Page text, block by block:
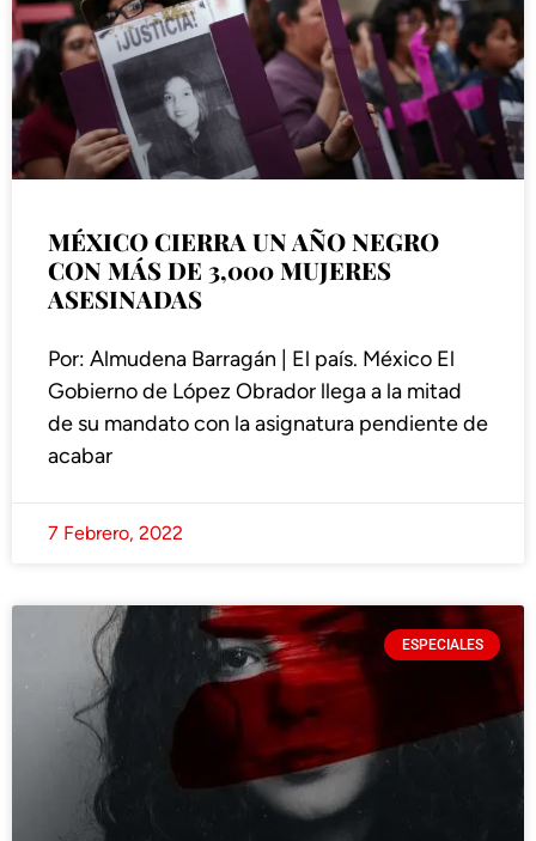
MÉXICO CIERRA UN AÑO NEGRO
CON MÁS DE 3,000 MUJERES
ASESINADAS
Por: Almudena Barragán | El país. México El
Gobierno de López Obrador llega a la mitad
de su mandato con la asignatura pendiente de
acabar
7 Febrero, 2022
ESPECIALES